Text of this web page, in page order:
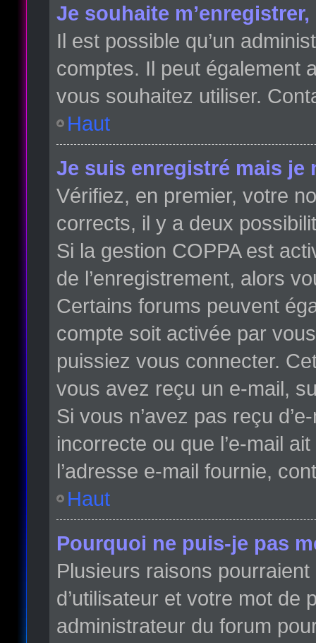
Je souhaite
Il est possible qu’un
comptes. Il peut également
vous souhaitez utiliser.
Haut
Je suis enregistré mais je
Vérifiez, en premier, votre
corrects, il y a deux
Si la gestion COPPA est
de l’enregistrement, alors
Certains forums peuvent
compte soit activée par
puissiez vous connecter.
vous avez reçu un e-mail,
Si vous n’avez pas reçu
incorrecte ou que l’e-mail
l’adresse e-mail fournie,
Haut
Pourquoi ne puis-je pas
Plusieurs raisons
d’utilisateur et votre mot de
administrateur du forum